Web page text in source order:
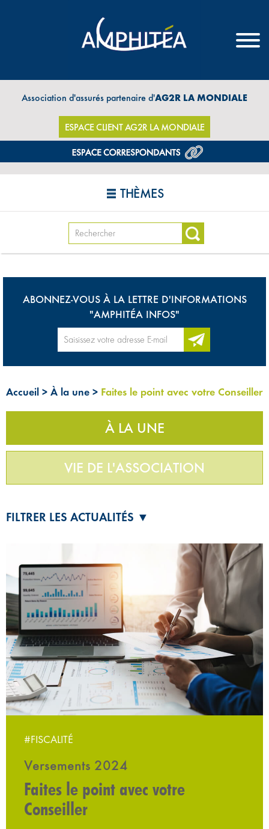
Association d'assurés partenaire d'AG2R LA MONDIALE
ESPACE CLIENT AG2R LA MONDIALE
THÈMES
ABONNEZ-VOUS À LA LETTRE D'INFORMATIONS
"AMPHITÉA INFOS"
Accueil > À la une > Faites le point avec votre Conseiller
À LA UNE
VIE DE L'ASSOCIATION
FILTRER LES ACTUALITÉS ▼
#FISCALITÉ
Versements 2024
Faites le point avec votre
Conseiller